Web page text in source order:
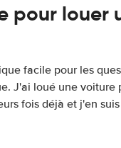
pour louer
facile pour les
J'ai loué une voiture
fois déjà et j'en